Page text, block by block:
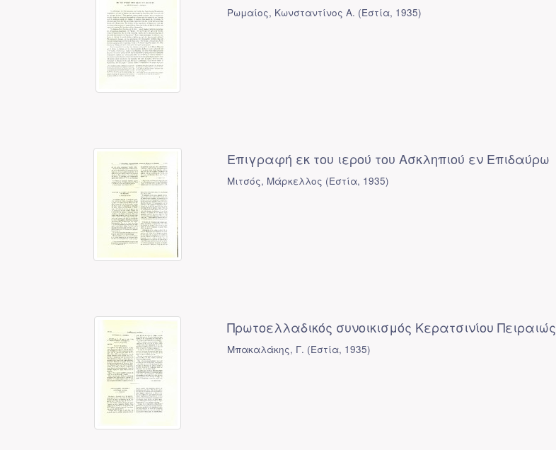
Ρωμαίος, Κωνσταντίνος Α. (Εστία, 1935)
Επιγραφή εκ του ιερού του Ασκληπιού εν Επιδαύρω
Μιτσός, Μάρκελλος (Εστία, 1935)
Πρωτοελλαδικός συνοικισμός Κερατσινίου Πειραιώς
Μπακαλάκης, Γ. (Εστία, 1935)